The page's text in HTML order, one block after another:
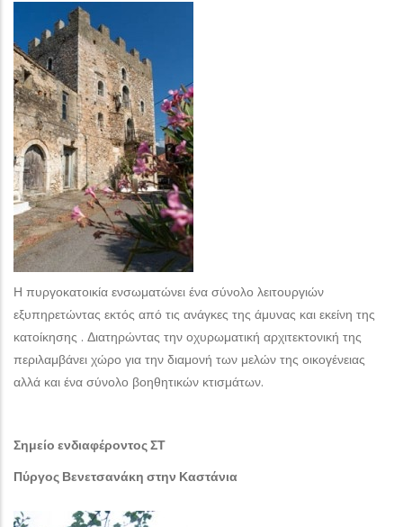
Η πυργοκατοικία ενσωματώνει ένα σύνολο λειτουργιών
εξυπηρετώντας εκτός από τις ανάγκες της άμυνας και εκείνη της
κατοίκησης . Διατηρώντας την οχυρωματική αρχιτεκτονική της
περιλαμβάνει χώρο για την διαμονή των μελών της οικογένειας
αλλά και ένα σύνολο βοηθητικών κτισμάτων.
Σημείο ενδιαφέροντος ΣΤ
Πύργος Βενετσανάκη στην Καστάνια